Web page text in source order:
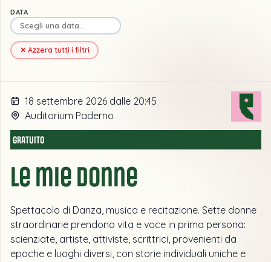
DATA
✕ Azzera tutti i filtri
18 settembre 2026 dalle 20:45
Auditorium Paderno
GRATUITO
Le mie Donne
Spettacolo di Danza, musica e recitazione. Sette donne
straordinarie prendono vita e voce in prima persona:
scienziate, artiste, attiviste, scrittrici, provenienti da
epoche e luoghi diversi, con storie individuali uniche e